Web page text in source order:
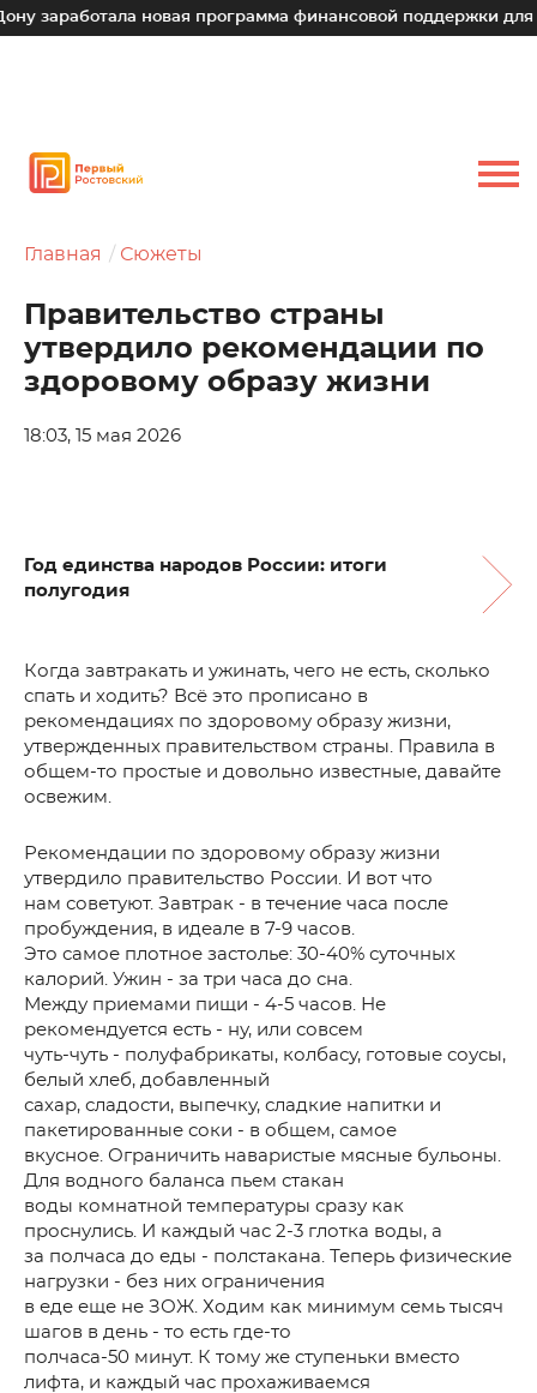
новая программа финансовой поддержки для малых
Главная Сюжеты
Правительство страны
утвердило рекомендации по
здоровому образу жизни
18:03, 15 мая 2026
Год единства народов России: итоги
полугодия
Когда завтракать и ужинать, чего не есть, сколько
спать и ходить? Всё это прописано в
рекомендациях по здоровому образу жизни,
утвержденных правительством страны. Правила в
общем-то простые и довольно известные, давайте
освежим.
Рекомендации по здоровому образу жизни
утвердило правительство России. И вот что
нам советуют. Завтрак - в течение часа после
пробуждения, в идеале в 7-9 часов.
Это самое плотное застолье: 30-40% суточных
калорий. Ужин - за три часа до сна.
Между приемами пищи - 4-5 часов. Не
рекомендуется есть - ну, или совсем
чуть-чуть - полуфабрикаты, колбасу, готовые соусы,
белый хлеб, добавленный
сахар, сладости, выпечку, сладкие напитки и
пакетированные соки - в общем, самое
вкусное. Ограничить наваристые мясные бульоны.
Для водного баланса пьем стакан
воды комнатной температуры сразу как
проснулись. И каждый час 2-3 глотка воды, а
за полчаса до еды - полстакана. Теперь физические
нагрузки - без них ограничения
в еде еще не ЗОЖ. Ходим как минимум семь тысяч
шагов в день - то есть где-то
полчаса-50 минут. К тому же ступеньки вместо
лифта, и каждый час прохаживаемся